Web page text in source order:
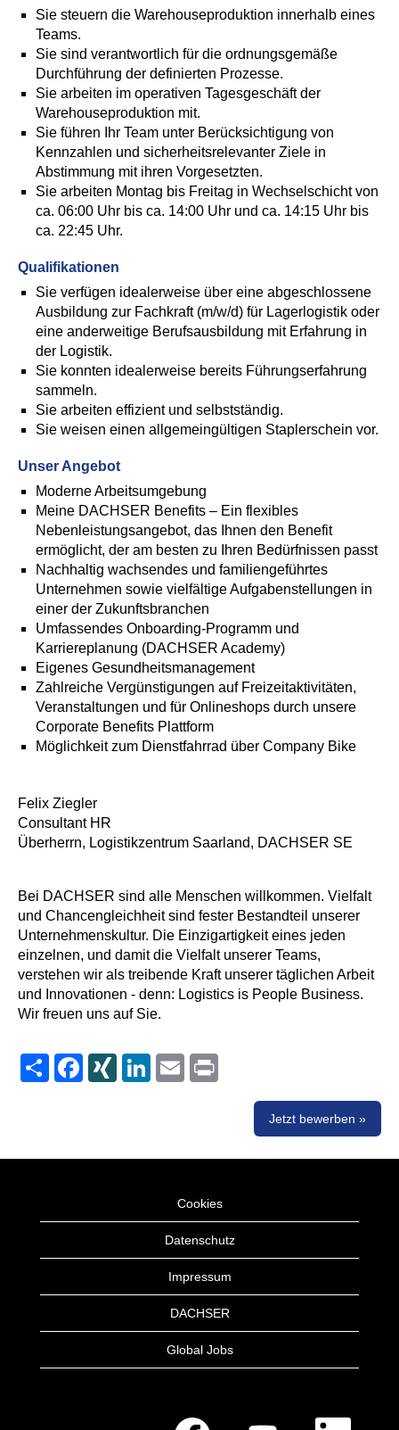
Sie steuern die Warehouseproduktion innerhalb eines
Teams.
Sie sind verantwortlich für die ordnungsgemäße
Durchführung der definierten Prozesse.
Sie arbeiten im operativen Tagesgeschäft der
Warehouseproduktion mit.
Sie führen Ihr Team unter Berücksichtigung von
Kennzahlen und sicherheitsrelevanter Ziele in
Abstimmung mit ihren Vorgesetzten.
Sie arbeiten Montag bis Freitag in Wechselschicht von
ca. 06:00 Uhr bis ca. 14:00 Uhr und ca. 14:15 Uhr bis
ca. 22:45 Uhr.
Qualifikationen
Sie verfügen idealerweise über eine abgeschlossene
Ausbildung zur Fachkraft (m/w/d) für Lagerlogistik oder
eine anderweitige Berufsausbildung mit Erfahrung in
der Logistik.
Sie konnten idealerweise bereits Führungserfahrung
sammeln.
Sie arbeiten effizient und selbstständig.
Sie weisen einen allgemeingültigen Staplerschein vor.
Unser Angebot
Moderne Arbeitsumgebung
Meine DACHSER Benefits – Ein flexibles
Nebenleistungsangebot, das Ihnen den Benefit
ermöglicht, der am besten zu Ihren Bedürfnissen passt
Nachhaltig wachsendes und familiengeführtes
Unternehmen sowie vielfältige Aufgabenstellungen in
einer der Zukunftsbranchen
Umfassendes Onboarding-Programm und
Karriereplanung (DACHSER Academy)
Eigenes Gesundheitsmanagement
Zahlreiche Vergünstigungen auf Freizeitaktivitäten,
Veranstaltungen und für Onlineshops durch unsere
Corporate Benefits Plattform
Möglichkeit zum Dienstfahrrad über Company Bike
Felix Ziegler
Consultant HR
Überherrn, Logistikzentrum Saarland, DACHSER SE
Bei DACHSER sind alle Menschen willkommen. Vielfalt
und Chancengleichheit sind fester Bestandteil unserer
Unternehmenskultur. Die Einzigartigkeit eines jeden
einzelnen, und damit die Vielfalt unserer Teams,
verstehen wir als treibende Kraft unserer täglichen Arbeit
und Innovationen - denn: Logistics is People Business.
Wir freuen uns auf Sie.
Share FacebookXING LinkedInEmail
Jetzt bewerben »
Cookies
Datenschutz
Impressum
DACHSER
Global Jobs
W
W